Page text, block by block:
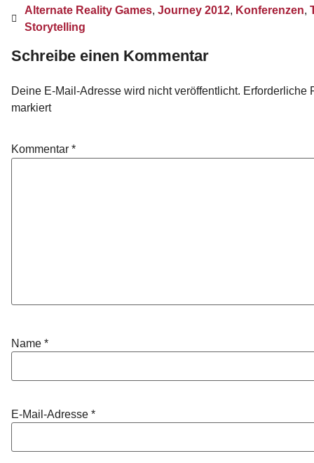
Alternate Reality Games, Journey 2012, Konferenzen,
Storytelling
Schreibe einen Kommentar
Deine E-Mail-Adresse wird nicht veröffentlicht. Erforderliche
markiert
Kommentar *
Name *
E-Mail-Adresse *